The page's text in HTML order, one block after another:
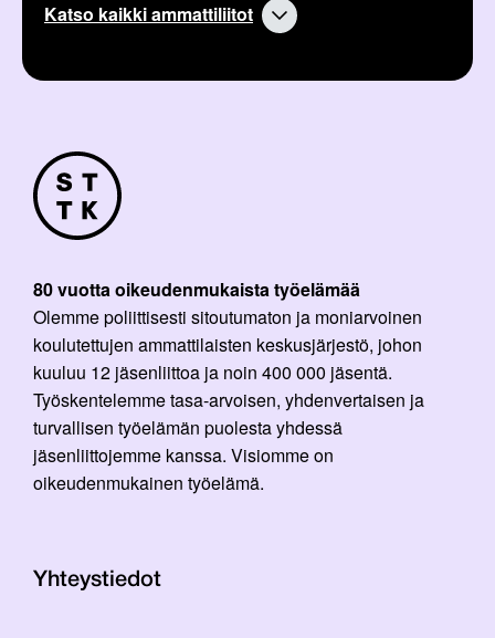
Katso kaikki ammattiliitot
80 vuotta oikeudenmukaista työelämää
Olemme poliittisesti sitoutumaton ja moniarvoinen
koulutettujen ammattilaisten keskusjärjestö, johon
kuuluu 12 jäsenliittoa ja noin 400 000 jäsentä.
Työskentelemme tasa-arvoisen, yhdenvertaisen ja
turvallisen työelämän puolesta yhdessä
jäsenliittojemme kanssa. Visiomme on
oikeudenmukainen työelämä.
Yhteystiedot